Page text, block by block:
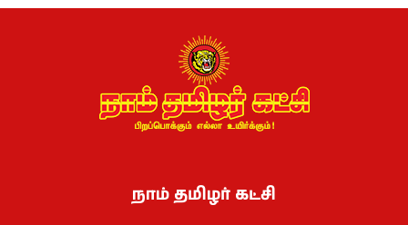
நாம் தமிழர் கட்சி